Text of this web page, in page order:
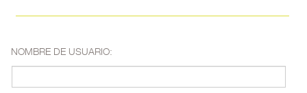
NOMBRE DE USUARIO: